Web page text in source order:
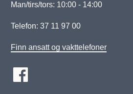
Man/tirs/tors: 10:00 - 14:00
Telefon: 37 11 97 00
Finn ansatt og vakttelefoner